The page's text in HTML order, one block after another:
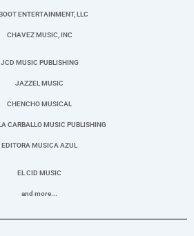
ENTERTAINMENT, LLC
CHAVEZ MUSIC, INC
JCD MUSIC PUBLISHING
JAZZEL MUSIC
CHENCHO MUSICAL
CARBALLO MUSIC PUBLISHING
EDITORA MUSICA AZUL
EL CID MUSIC
and more...